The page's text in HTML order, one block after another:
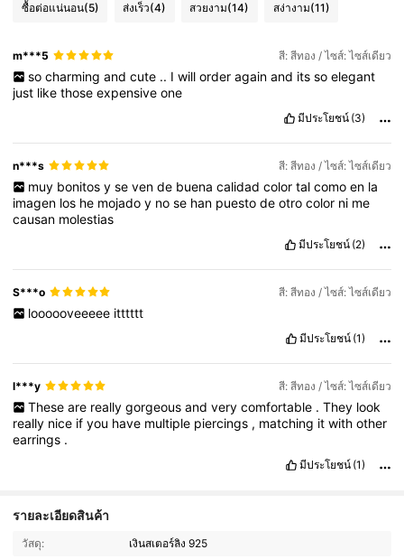
ซื้อต่อแน่นอน(5) ส่งเร็ว(4) สวยงาม(14) สง่างาม(11)
m***5 สี: สีทอง / ไซส์: ไซส์เดียว
so charming and cute .. I will order again and its so elegant
just likethoseexpensiveone
มีประโยชน์ (3)
n***s สี: สีทอง / ไซส์: ไซส์เดียว
muy bonitos y se ven de buena calidad color tal como en la
imagen los he mojadoy nose han puestodeotrocolor ni me
causan molestias
มีประโยชน์ (2)
S***o สี: สีทอง / ไซส์: ไซส์เดียว
loooooveeeee itttttt
มีประโยชน์ (1)
l***y สี: สีทอง / ไซส์: ไซส์เดียว
These are really gorgeous and very comfortable . They look
really nice ifyou have multiple piercings , matching itwithother
earrings .
มีประโยชน์ (1)
รายละเอียดสินค้า
วัสดุ: เงินสเตอร์ลิง 925
4.91